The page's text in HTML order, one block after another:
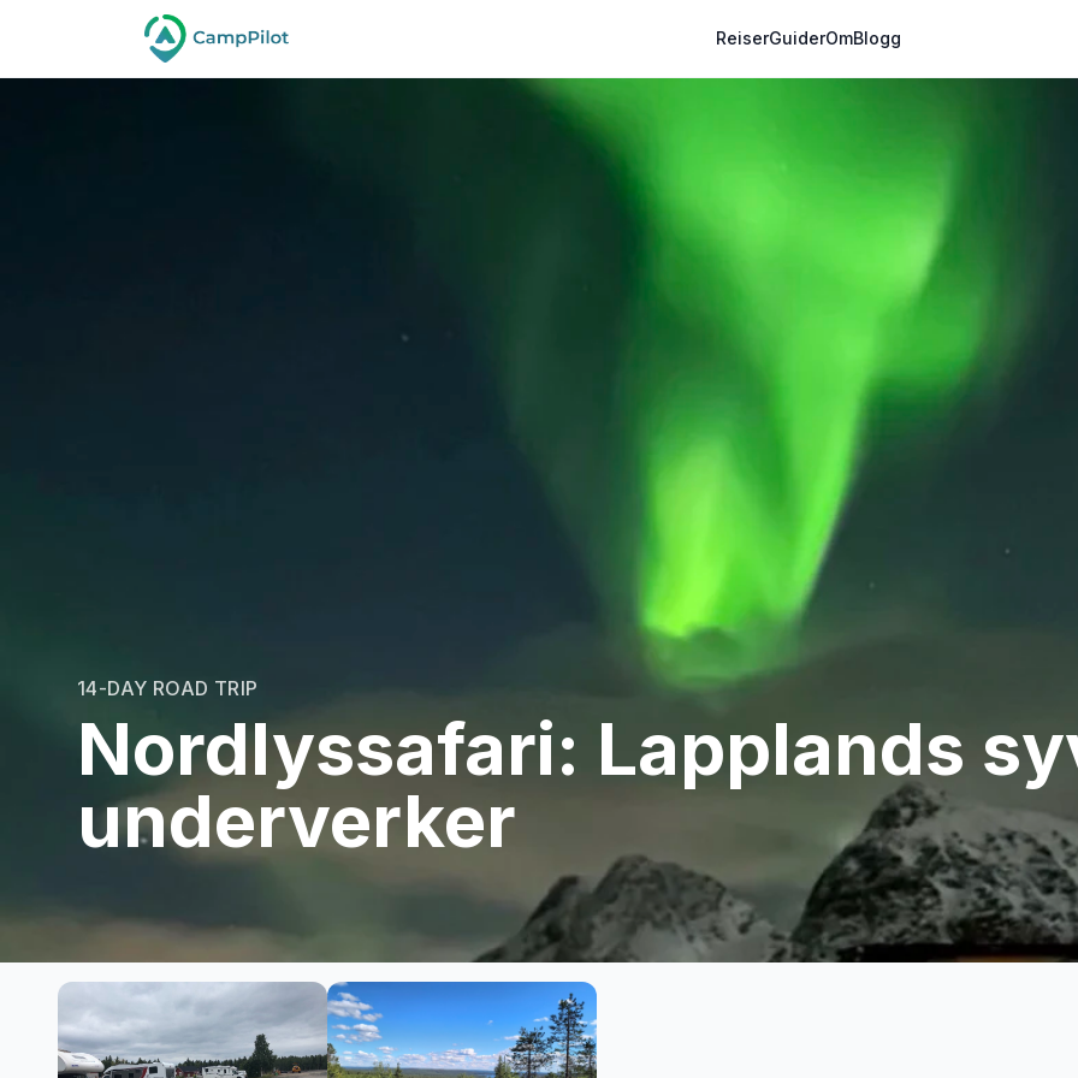
ReiserGuiderOmBlogg
14-DAY ROAD TRIP
Nordlyssafari: Lapplands
underverker